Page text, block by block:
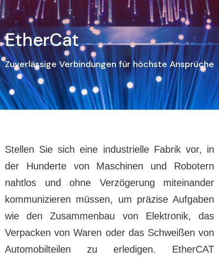
EtherCat
Zuverlässige Verbindungen für höchste Ansprüche
Stellen Sie sich eine industrielle Fabrik vor, in
der Hunderte von Maschinen und Robotern
nahtlos und ohne Verzögerung miteinander
kommunizieren müssen, um präzise Aufgaben
wie den Zusammenbau von Elektronik, das
Verpacken von Waren oder das Schweißen von
Automobilteilen zu erledigen. EtherCAT